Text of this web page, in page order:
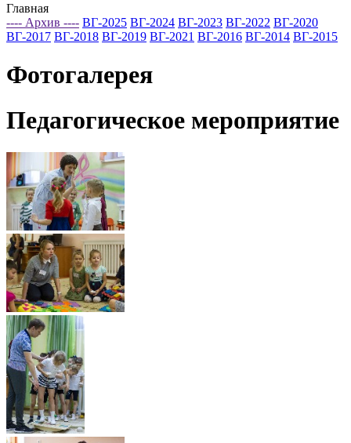
Главная
---- Архив ---- ВГ-2025 ВГ-2024 ВГ-2023 ВГ-2022 ВГ-2020
ВГ-2017 ВГ-2018 ВГ-2019 ВГ-2021 ВГ-2016 ВГ-2014 ВГ-2015
Фотогалерея
Педагогическое мероприятие